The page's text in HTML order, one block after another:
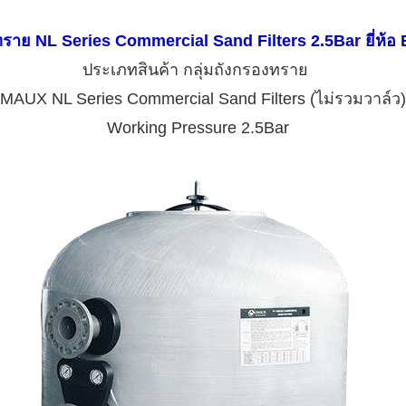
าย NL Series Commercial Sand Filters 2.5Bar ยี่ห้อ
ประเภทสินค้า กลุ่มถังกรองทราย
NL Series Commercial Sand Filters (ไม่รวมวาล์ว)
Working Pressure 2.5Bar